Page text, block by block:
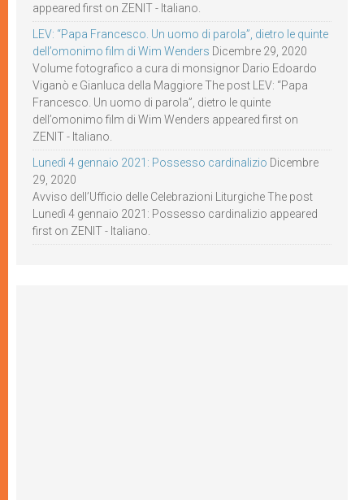
appeared first on ZENIT - Italiano.
LEV: “Papa Francesco. Un uomo di parola”, dietro le quinte
dell’omonimo film di Wim Wenders Dicembre 29, 2020
Volume fotografico a cura di monsignor Dario Edoardo
Viganò e Gianluca della Maggiore The post LEV: “Papa
Francesco. Un uomo di parola”, dietro le quinte
dell’omonimo film di Wim Wenders appeared first on
ZENIT - Italiano.
Lunedì 4 gennaio 2021: Possesso cardinalizio Dicembre
29, 2020
Avviso dell’Ufficio delle Celebrazioni Liturgiche The post
Lunedì 4 gennaio 2021: Possesso cardinalizio appeared
first on ZENIT - Italiano.